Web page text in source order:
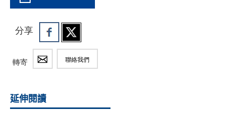
分享
轉寄 聯絡我們
延伸閱讀